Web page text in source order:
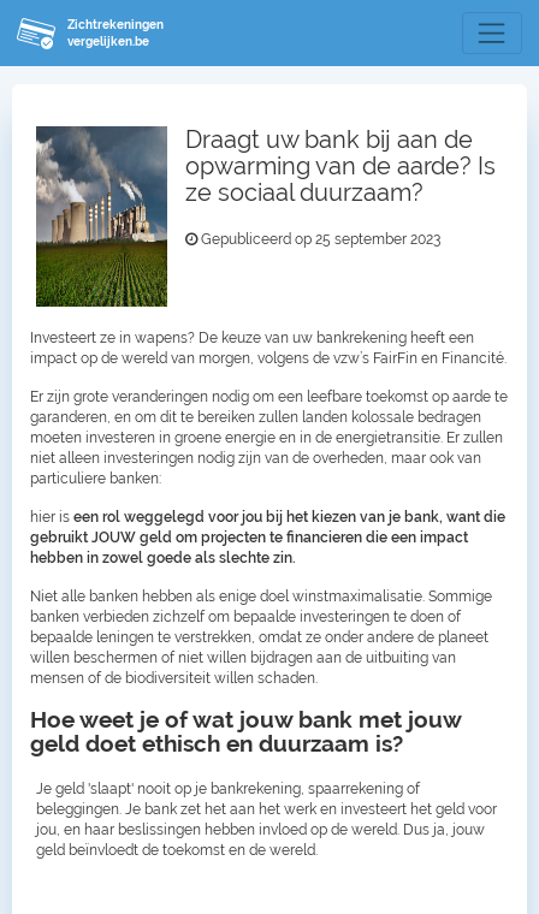
Zichtrekeningen
vergelijken.be
Draagt uw bank bij aan de
opwarming van de aarde? Is
ze sociaal duurzaam?
Gepubliceerd op 25 september 2023
Investeert ze in wapens? De keuze van uw bankrekening heeft een
impact op de wereld van morgen, volgens de vzw’s FairFin en Financité.
Er zijn grote veranderingen nodig om een leefbare toekomst op aarde te
garanderen, en om dit te bereiken zullen landen kolossale bedragen
moeten investeren in groene energie en in de energietransitie. Er zullen
niet alleen investeringen nodig zijn van de overheden, maar ook van
particuliere banken:
hier is een rol weggelegd voor jou bij het kiezen van je bank, want die
gebruikt JOUW geld om projecten te financieren die een impact
hebben in zowel goede als slechte zin.
Niet alle banken hebben als enige doel winstmaximalisatie. Sommige
banken verbieden zichzelf om bepaalde investeringen te doen of
bepaalde leningen te verstrekken, omdat ze onder andere de planeet
willen beschermen of niet willen bijdragen aan de uitbuiting van
mensen of de biodiversiteit willen schaden.
Hoe weet je of wat jouw bank met jouw
geld doet ethisch en duurzaam is?
Je geld 'slaapt' nooit op je bankrekening, spaarrekening of
beleggingen. Je bank zet het aan het werk en investeert het geld voor
jou, en haar beslissingen hebben invloed op de wereld. Dus ja, jouw
geld beïnvloedt de toekomst en de wereld.